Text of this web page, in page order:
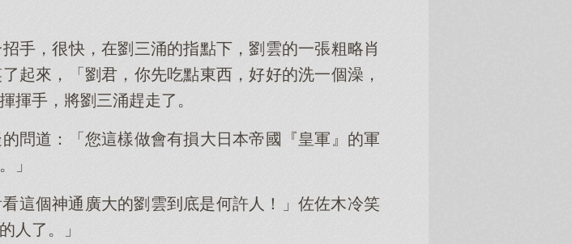
手，很快，在劉三涌的指點下，劉雲的一張粗略肖
來，「劉君，你先吃點東西，好好的洗一個澡，
揮手，將劉三涌趕走了。
問道：「您這樣做會有損大日本帝國『皇軍』的軍
」
這個神通廣大的劉雲到底是何許人！」佐佐木冷笑
人了。」